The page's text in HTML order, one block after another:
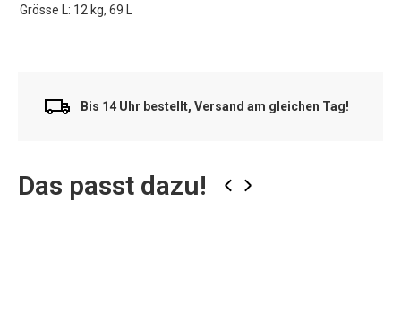
Grösse L: 12 kg, 69 L
Bis 14 Uhr bestellt, Versand am gleichen Tag!
Das passt dazu! ‹ ›